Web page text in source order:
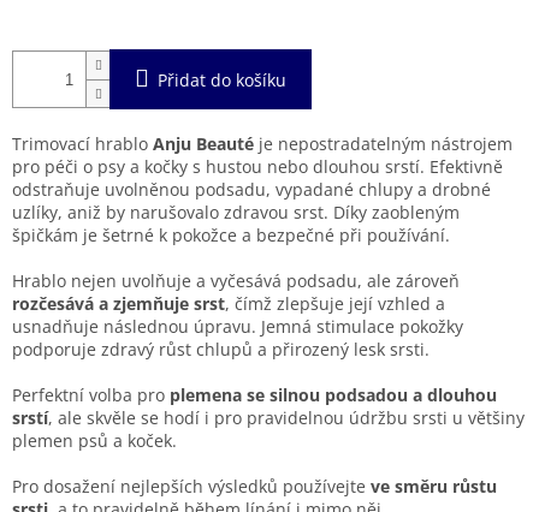
Přidat do košíku
Trimovací hrablo Anju Beauté je nepostradatelným nástrojem
pro péči o psy a kočky s hustou nebo dlouhou srstí. Efektivně
odstraňuje uvolněnou podsadu, vypadané chlupy a drobné
uzlíky, aniž by narušovalo zdravou srst. Díky zaobleným
špičkám je šetrné k pokožce a bezpečné při používání.
Hrablo nejen uvolňuje a vyčesává podsadu, ale zároveň
rozčesává a zjemňuje srst, čímž zlepšuje její vzhled a
usnadňuje následnou úpravu. Jemná stimulace pokožky
podporuje zdravý růst chlupů a přirozený lesk srsti.
Perfektní volba pro plemena se silnou podsadou a dlouhou
srstí, ale skvěle se hodí i pro pravidelnou údržbu srsti u většiny
plemen psů a koček.
Pro dosažení nejlepších výsledků používejte ve směru růstu